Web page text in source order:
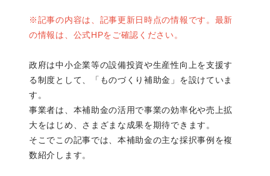
※記事の内容は、記事更新日時点の情報です。最新
の情報は、公式HPをご確認ください。
政府は中小企業等の設備投資や生産性向上を支援す
る制度として、「ものづくり補助金」を設けていま
す。
事業者は、本補助金の活用で事業の効率化や売上拡
大をはじめ、さまざまな成果を期待できます。
そこでこの記事では、本補助金の主な採択事例を複
数紹介します。